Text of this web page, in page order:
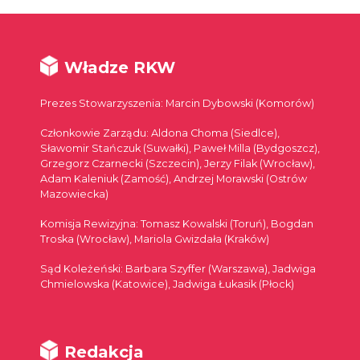
Władze RKW
Prezes Stowarzyszenia: Marcin Dybowski (Komorów)
Członkowie Zarządu: Aldona Choma (Siedlce),
Sławomir Stańczuk (Suwałki), Paweł Milla (Bydgoszcz),
Grzegorz Czarnecki (Szczecin), Jerzy Filak (Wrocław),
Adam Kaleniuk (Zamość), Andrzej Morawski (Ostrów
Mazowiecka)
Komisja Rewizyjna: Tomasz Kowalski (Toruń), Bogdan
Troska (Wrocław), Mariola Gwizdała (Kraków)
Sąd Koleżeński: Barbara Szyffer (Warszawa), Jadwiga
Chmielowska (Katowice), Jadwiga Łukasik (Płock)
Redakcja